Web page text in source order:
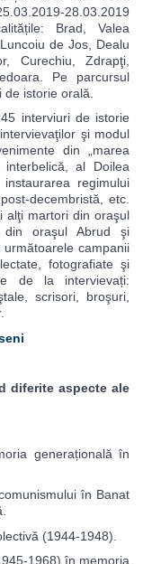
28.03.2019
Brad, Valea
de Jos, Dealu
Curechiu, Zdrapţi,
Pe parcursul
istorie orală.
interviuri de istorie
şi modul
din „marea
al Doilea
regimului
decembristă, etc.
alţi martori din oraşul
din oraşul Abrud şi
următoarele campanii
fotografiate şi
de la intervievați:
scrisori, broşuri,
diferite aspecte ale
generațională în
în Banat
(1944-1948).
1968) în memoria